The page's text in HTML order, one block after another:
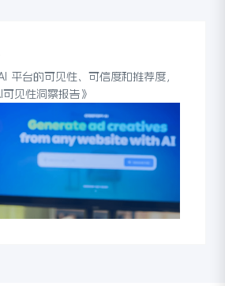
平台的可见性、可信度和推荐度，
见性洞察报告》